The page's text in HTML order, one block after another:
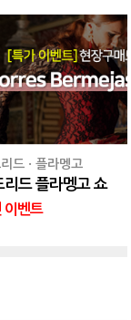
드 · 플라멩고
리드 플라멩고 쇼
이벤트